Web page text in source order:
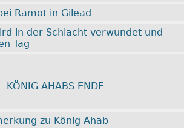
Ramot in Gilead
in der Schlacht verwundet und
Tag
KÖNIG AHABS ENDE
zu König Ahab